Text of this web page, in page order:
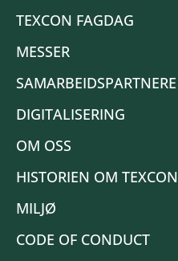
TEXCON FAGDAG
MESSER
SAMARBEIDSPARTNERE
DIGITALISERING
OM OSS
HISTORIEN OM TEXCON
MILJØ
CODE OF CONDUCT